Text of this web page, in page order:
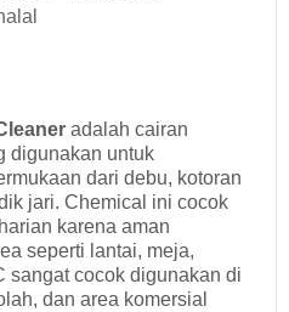
adalah cairan
digunakan untuk
dari debu, kotoran
jari. Chemical ini cocok
karena aman
seperti lantai, meja,
sangat cocok digunakan di
dan area komersial